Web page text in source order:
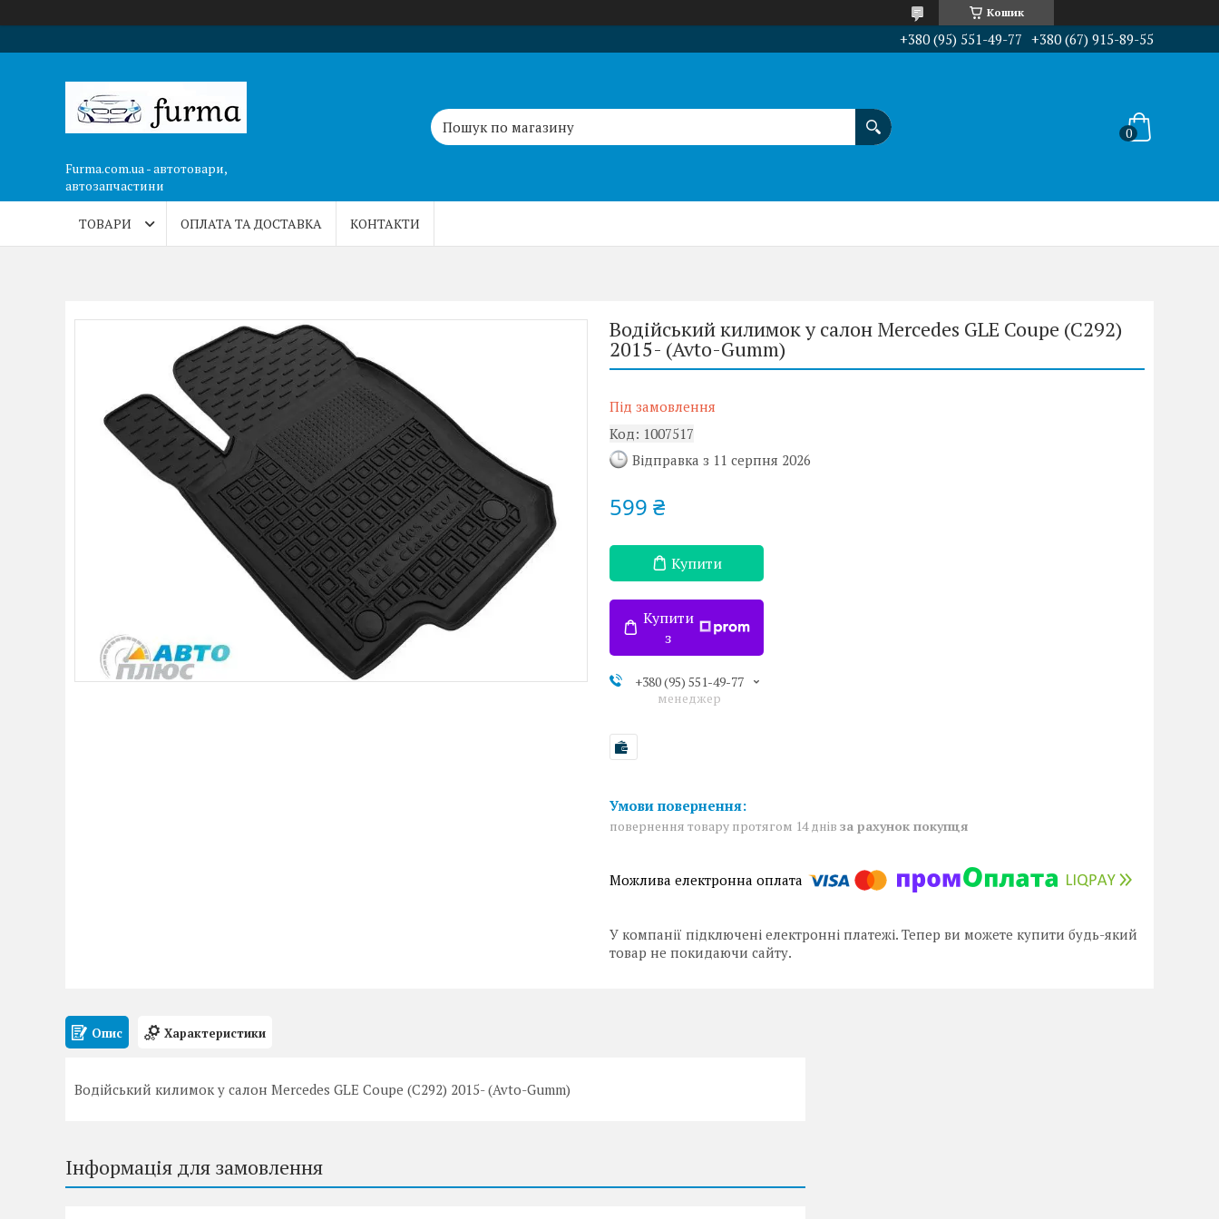
Кошик
+380 (95) 551-49-77 +380 (67) 915-89-55
Furma.com.ua - автотовари,
автозапчастини
ТОВАРИ ОПЛАТА ТА ДОСТАВКА КОНТАКТИ
Водійський килимок у салон Mercedes GLE Coupe (C292)
2015- (Avto-Gumm)
Під замовлення
Код: 1007517
Відправка з 11 серпня 2026
599 ₴
Купити
Купити
з
+380 (95) 551-49-77
менеджер
повернення товару протягом 14 днів за рахунок покупця
У компанії підключені електронні платежі. Тепер ви можете купити будь-який
товар не покидаючи сайту.
Опис Характеристики
Водійський килимок у салон Mercedes GLE Coupe (C292) 2015- (Avto-Gumm)
Інформація для замовлення